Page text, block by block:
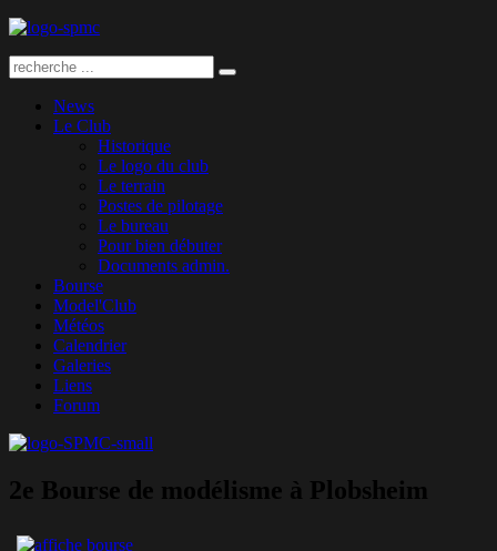
News
Le Club
Historique
Le logo du club
Le terrain
Postes de pilotage
Le bureau
Pour bien débuter
Documents admin.
Bourse
Model'Club
Météos
Calendrier
Galeries
Liens
Forum
2e Bourse de modélisme à Plobsheim